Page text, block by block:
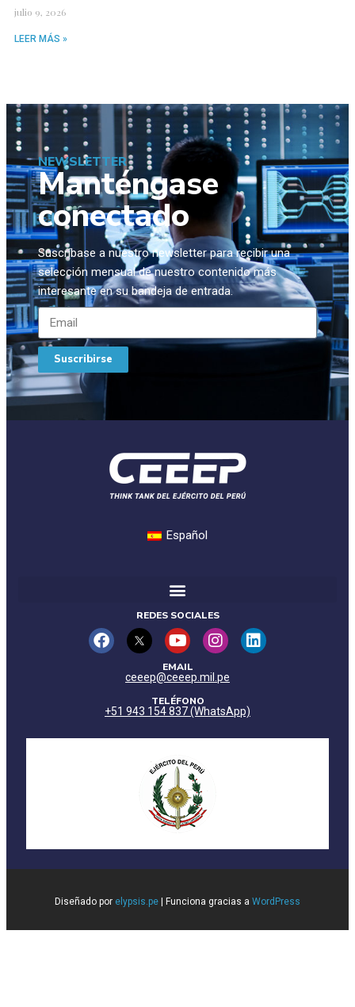
julio 9, 2026
LEER MÁS »
NEWSLETTER
Manténgase
conectado
Suscríbase a nuestro newsletter para recibir una
selección mensual de nuestro contenido más
interesante en su bandeja de entrada.
Suscribirse
Español
REDES SOCIALES
EMAIL
ceeep@ceeep.mil.pe
TELÉFONO
+51 943 154 837 (WhatsApp)
Diseñado por elypsis.pe | Funciona gracias a WordPress